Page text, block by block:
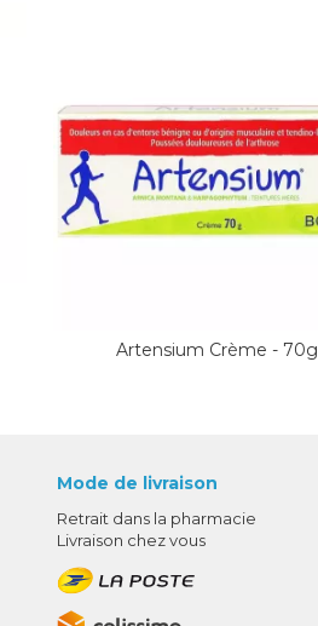
Artensium Crème - 70g
Mode de livraison
Retrait dans la pharmacie
Livraison chez vous